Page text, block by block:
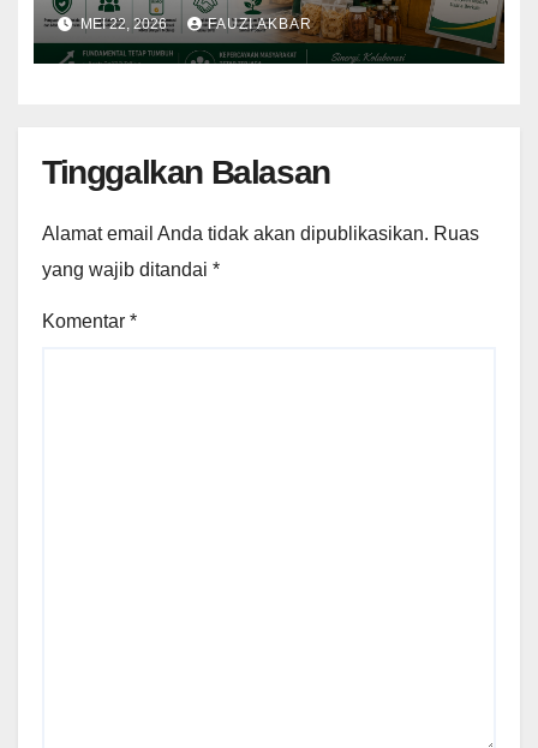
KUR
MEI 22, 2026 FAUZI AKBAR
Tinggalkan Balasan
Alamat email Anda tidak akan dipublikasikan. Ruas
yang wajib ditandai *
Komentar *